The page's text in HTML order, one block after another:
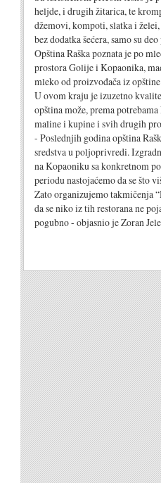
heljde, i drugih žitarica, te
džemovi, kompoti, slatka i
bez dodatka šećera, samo su
Opština Raška poznata je po
prostora Golije i Kopaonika,
mleko od proizvođača iz
U ovom kraju je izuzetno
opština može, prema
maline i kupine i svih drugih
- Poslednjih godina opština
sredstva u poljoprivredi.
na Kopaoniku sa konkretnom
periodu nastojaćemo da se što
Zato organizujemo takmičenja
da se niko iz tih restorana ne
pogubno - objasnio je Zoran